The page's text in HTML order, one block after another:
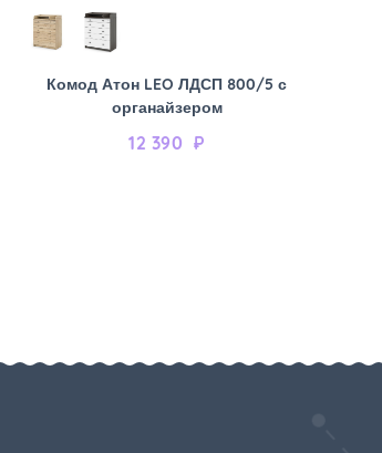
Комод Атон LEO ЛДСП 800/5 с
органайзером
12 390 ₽